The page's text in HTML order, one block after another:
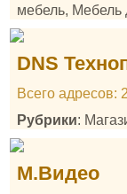
мебель, Мебель
DNS
Всего адресов: 2
Рубрики:
М.Видео